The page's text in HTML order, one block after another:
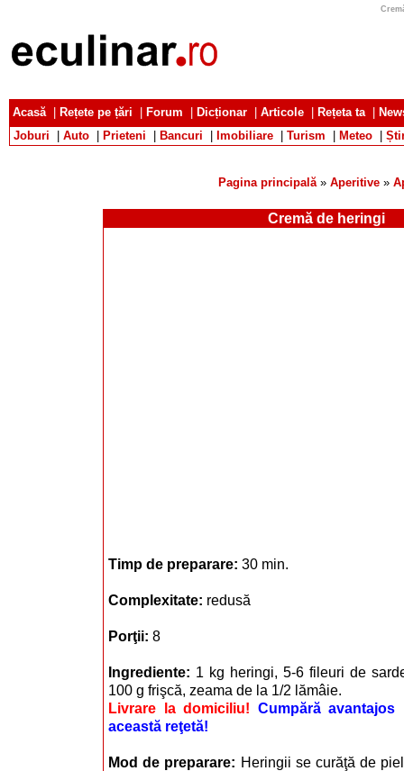
Acasă| Rețete pe țări Forum Dicționar Articole Rețeta ta|
Joburi
Auto Prieteni Bancuri Imobiliare Turism Meteo
Pagina principală» Aperitive »
Cremă de heringi
Timp de preparare: 30 min.
Complexitate: redusă
Porţii: 8
Ingrediente: 1 kg heringi, 5-6 fileuri de
100 g frişcă, zeama de la 1/2 lămâie.
Livrare la domiciliu! Cumpără avantajos
această reţetă!
Mod de preparare: Heringii se curăţă de